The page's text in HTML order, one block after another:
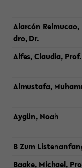
Alarcón
dro, Dr.
Alfes, Clau­dia,
Al­mus­ta­fa,
Aygün, Noah
BZum
Baake, Mi­cha­el,